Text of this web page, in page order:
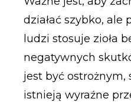
działać szybko, ale
ludzi stosuje zioła
negatywnych
jest być ostrożnym,
istnieją wyraźne